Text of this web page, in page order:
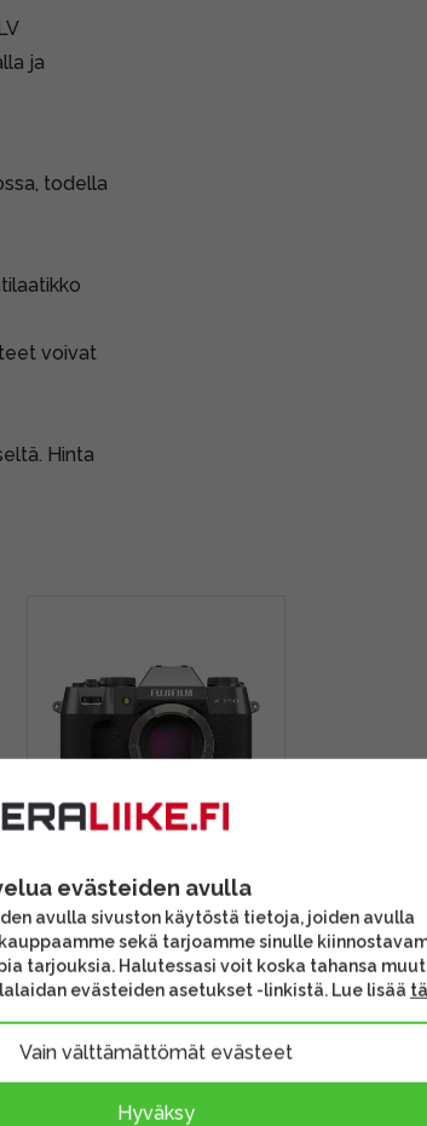
ja
todella
voivat
Hinta
FujiFilm X-T50
järjestelmäkamera -
Charcoal Silver
1539,00 €
Toimitusaika 1-3 päivää
Tämä saattaa kiinnostaa
evästeiden avulla
avulla sivuston käytöstä tietoja, joiden avulla
sekä tarjoamme sinulle
tarjouksia. Halutessasi voit koska tahansa
evästeiden asetukset -linkistä. Lue lisää
Vain välttämättömät evästeet
Hyväksy